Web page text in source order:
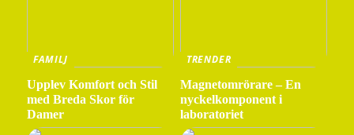
FAMILJ
Upplev Komfort och Stil
med Breda Skor för
Damer
TRENDER
Magnetomrörare – En
nyckelkomponent i
laboratoriet